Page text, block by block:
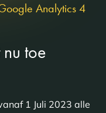
Analytics 4
toe
1 Juli 2023 alle